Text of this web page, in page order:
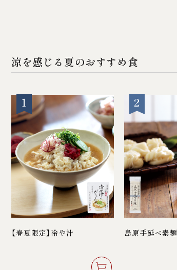
涼を感じる夏のおすすめ食
【春夏限定】冷や汁 島原手延べ素麺